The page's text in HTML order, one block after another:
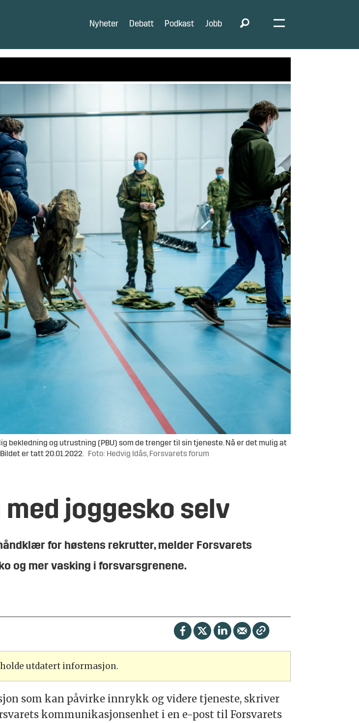
Nyheter Debatt Podkast Jobb
bekledning og utrustning (PBU) som de trenger til sin tjeneste. Nå er det mulig at
er tatt 20.01.2022.
Foto: Hedvig Idås, Forsvarets forum
joggesko selv
for høstens rekrutter, melder Forsvarets
og mer vasking i forsvarsgrenene.
utdatert informasjon.
som kan påvirke innrykk og videre tjeneste, skriver
kommunikasjonsenhet i en e-post til Forsvarets